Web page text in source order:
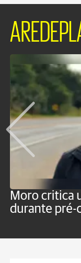
Moro critica
durante pré-